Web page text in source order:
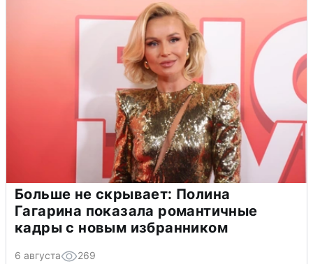
Больше не скрывает: Полина
Гагарина показала романтичные
кадры с новым избранником
6 августа 269